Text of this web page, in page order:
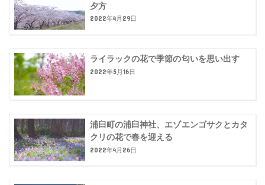
夕方
2022年4月29日
ライラックの花で季節の匂いを思い出す
2022年5月16日
浦臼町の浦臼神社、エゾエンゴサクとカタ
クリの花で春を迎える
2022年4月26日